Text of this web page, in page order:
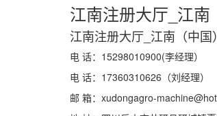
江南注册大厅_江南
江南注册大厅_江南（中国）
电 话：15298010900(李经理）
电 话：17360310626（刘经理）
邮 箱：xudongagro-